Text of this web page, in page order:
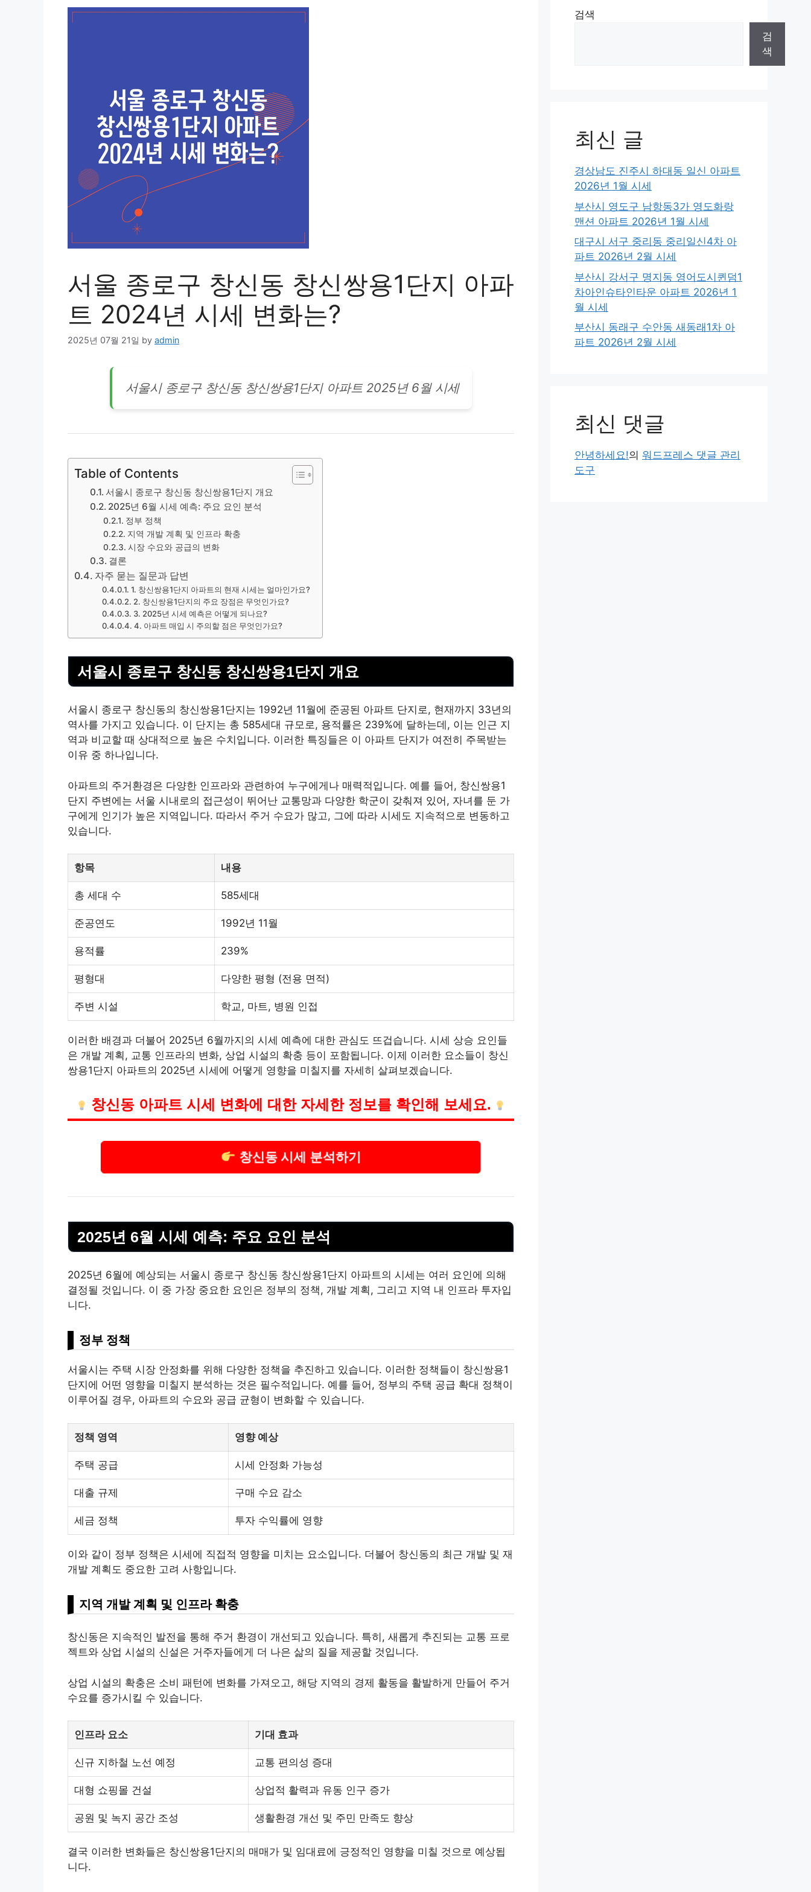
서울 종로구 창신동 창신쌍용1단지 아파
트 2024년 시세 변화는?
2025년 07월 21일 by admin
서울시 종로구 창신동 창신쌍용1단지 아파트2025년 6월 시세
Table of Contents
서울시 종로구 창신동 창신쌍용1단지 개요
2025년 6월 시세 예측: 주요 요인 분석
정부 정책
지역 개발 계획 및 인프라 확충
시장 수요와 공급의 변화
결론
자주 묻는 질문과 답변
1. 창신쌍용1단지 아파트의 현재 시세는 얼마인가요?
2. 창신쌍용1단지의 주요 장점은 무엇인가요?
3. 2025년 시세 예측은 어떻게 되나요?
4. 아파트 매입 시 주의할 점은 무엇인가요?
서울시 종로구 창신동 창신쌍용1단지 개요
서울시 종로구 창신동의 창신쌍용1단지는 1992년 11월에 준공된 아파트 단지로, 현재까지 33년의
역사를 가지고 있습니다. 이 단지는 총 585세대 규모로, 용적률은 239%에 달하는데, 이는 인근 지
역과 비교할 때 상대적으로 높은 수치입니다. 이러한 특징들은 이 아파트 단지가 여전히 주목받는
이유 중 하나입니다.
아파트의 주거환경은 다양한 인프라와 관련하여 누구에게나 매력적입니다. 예를 들어, 창신쌍용1
단지 주변에는 서울 시내로의 접근성이 뛰어난 교통망과 다양한 학군이 갖춰져 있어, 자녀를 둔 가
구에게 인기가 높은 지역입니다. 따라서 주거 수요가 많고, 그에 따라 시세도 지속적으로 변동하고
있습니다.
항목 내용
총 세대 수 585세대
준공연도 1992년 11월
용적률 239%
평형대 다양한 평형 (전용 면적)
주변 시설 학교, 마트, 병원 인접
이러한 배경과 더불어 2025년 6월까지의 시세 예측에 대한 관심도 뜨겁습니다. 시세 상승 요인들
은 개발 계획, 교통 인프라의 변화, 상업 시설의 확충 등이 포함됩니다. 이제 이러한 요소들이 창신
쌍용1단지 아파트의 2025년 시세에 어떻게 영향을 미칠지를 자세히 살펴보겠습니다.
창신동 아파트 시세 변화에 대한 자세한 정보를 확인해 보세요.
창신동 시세 분석하기
2025년 6월 시세 예측: 주요 요인 분석
2025년 6월에 예상되는 서울시 종로구 창신동 창신쌍용1단지 아파트의 시세는 여러 요인에 의해
결정될 것입니다. 이 중 가장 중요한 요인은 정부의 정책, 개발 계획, 그리고 지역 내 인프라 투자입
니다.
정부 정책
서울시는 주택 시장 안정화를 위해 다양한 정책을 추진하고 있습니다. 이러한 정책들이 창신쌍용1
단지에 어떤 영향을 미칠지 분석하는 것은 필수적입니다. 예를 들어, 정부의 주택 공급 확대 정책이
이루어질 경우, 아파트의 수요와 공급 균형이 변화할 수 있습니다.
정책 영역 영향 예상
주택 공급 시세 안정화 가능성
대출 규제 구매 수요 감소
세금 정책 투자 수익률에 영향
이와 같이 정부 정책은 시세에 직접적 영향을 미치는 요소입니다. 더불어 창신동의 최근 개발 및 재
개발 계획도 중요한 고려 사항입니다.
지역 개발 계획 및 인프라 확충
창신동은 지속적인 발전을 통해 주거 환경이 개선되고 있습니다. 특히, 새롭게 추진되는 교통 프로
젝트와 상업 시설의 신설은 거주자들에게 더 나은 삶의 질을 제공할 것입니다.
상업 시설의 확충은 소비 패턴에 변화를 가져오고, 해당 지역의 경제 활동을 활발하게 만들어 주거
수요를 증가시킬 수 있습니다.
인프라 요소 기대 효과
신규 지하철 노선 예정 교통 편의성 증대
대형 쇼핑몰 건설 상업적 활력과 유동 인구 증가
공원 및 녹지 공간 조성 생활환경 개선 및 주민 만족도 향상
결국 이러한 변화들은 창신쌍용1단지의 매매가 및 임대료에 긍정적인 영향을 미칠 것으로 예상됩
니다.
검색
검
색
최신 글
경상남도 진주시 하대동 일신 아파트
2026년 1월 시세
부산시 영도구 남항동3가 영도화랑
맨션 아파트 2026년 1월 시세
대구시 서구 중리동 중리일신4차 아
파트 2026년 2월 시세
부산시 강서구 명지동 영어도시퀸덤1
차아인슈타인타운 아파트 2026년 1
월 시세
부산시 동래구 수안동 새동래1차 아
파트 2026년 2월 시세
최신 댓글
안녕하세요!의 워드프레스 댓글 관리
도구